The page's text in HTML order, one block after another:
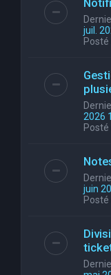
juil.
Posté
2026
Posté
juin
Posté